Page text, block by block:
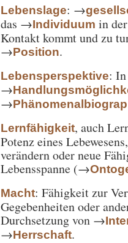
Lebenslage: →
das →Individuum in
Kontakt kommt und zu
→Position.
Lebensperspektive:
→
→
Lernfähigkeit, auch
Potenz eines
verändern oder neue
Lebensspanne (→
Macht: Fähigkeit zur
Gegebenheiten oder
Durchsetzung von →
→Herrschaft.